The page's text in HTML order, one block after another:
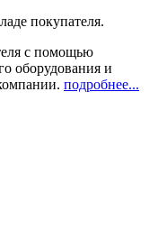
покупателя.
с помощью
оборудования и
подробнее...